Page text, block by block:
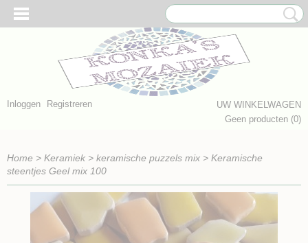
Inloggen Registreren
UW WINKELWAGEN
Geen producten (0)
Home > Keramiek > keramische puzzels mix > Keramische
steentjes Geel mix 100